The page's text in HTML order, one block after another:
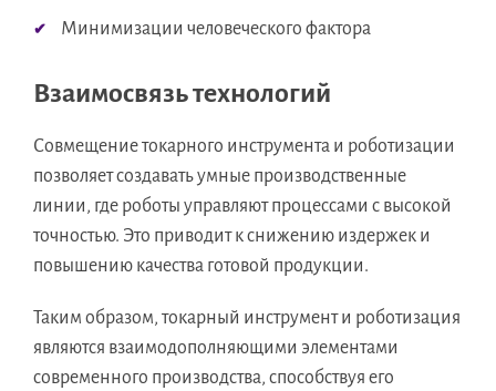
Минимизации человеческого фактора
Взаимосвязь технологий
Совмещение токарного инструмента и роботизации
позволяет создавать умные производственные
линии, где роботы управляют процессами с высокой
точностью. Это приводит к снижению издержек и
повышению качества готовой продукции.
Таким образом, токарный инструмент и роботизация
являются взаимодополняющими элементами
современного производства, способствуя его